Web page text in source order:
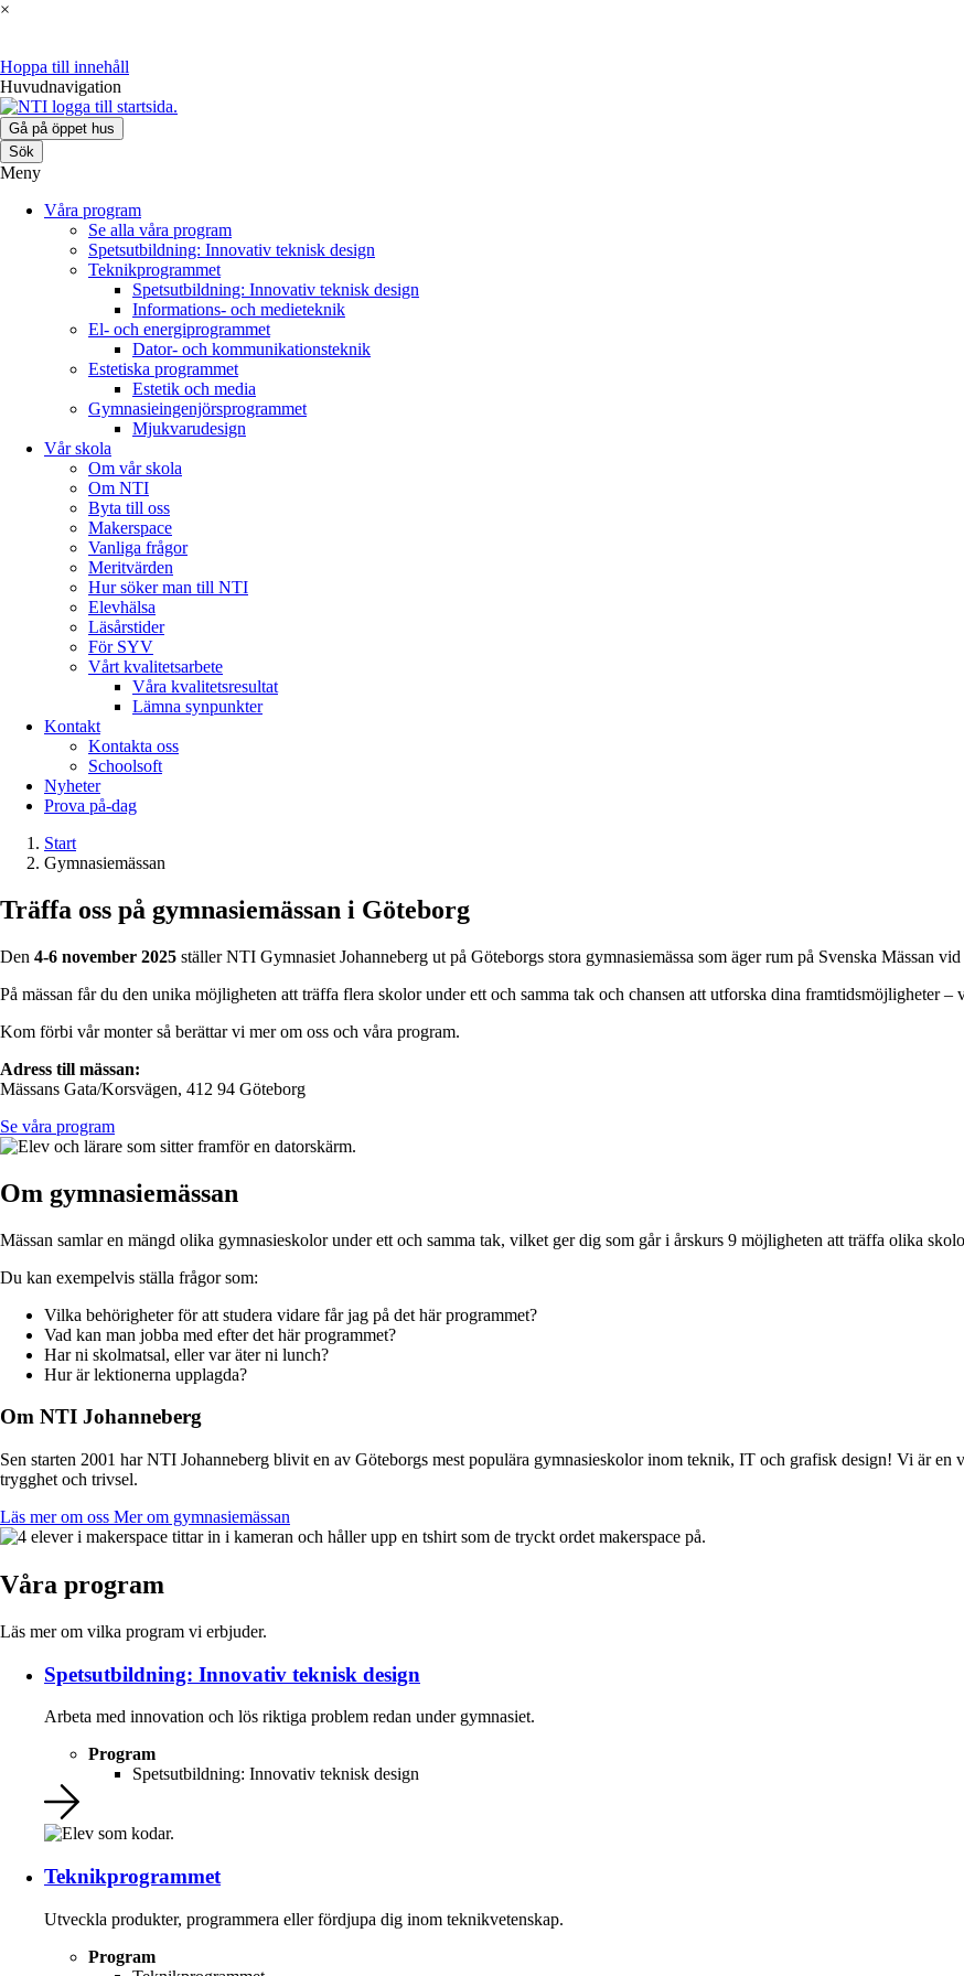
×
Hoppa till innehåll
Huvudnavigation
Gå på öppet hus
Sök
Meny
Våra program
Se alla våra program
Spetsutbildning: Innovativ teknisk design
Teknikprogrammet
Spetsutbildning: Innovativ teknisk design
Informations- och medieteknik
El- och energiprogrammet
Dator- och kommunikationsteknik
Estetiska programmet
Estetik och media
Gymnasieingenjörsprogrammet
Mjukvarudesign
Vår skola
Om vår skola
Om NTI
Byta till oss
Makerspace
Vanliga frågor
Meritvärden
Hur söker man till NTI
Elevhälsa
Läsårstider
För SYV
Vårt kvalitetsarbete
Våra kvalitetsresultat
Lämna synpunkter
Kontakt
Kontakta oss
Schoolsoft
Nyheter
Prova på-dag
Start
Gymnasiemässan
Träffa oss på gymnasiemässan i Göteborg
Den 4-6 november 2025 ställer NTI Gymnasiet Johanneberg ut på Göteborgs stora gymnasiemässa som äger rum på Svenska Mässan
På mässan får du den unika möjligheten att träffa flera skolor under ett och samma tak och chansen att utforska dina framtidsmöjligheter –
Kom förbi vår monter så berättar vi mer om oss och våra program.
Adress till mässan:
Mässans Gata/Korsvägen, 412 94 Göteborg
Se våra program
Om gymnasiemässan
Mässan samlar en mängd olika gymnasieskolor under ett och samma tak, vilket ger dig som går i årskurs 9 möjligheten att träffa olika
Du kan exempelvis ställa frågor som:
Vilka behörigheter för att studera vidare får jag på det här programmet?
Vad kan man jobba med efter det här programmet?
Har ni skolmatsal, eller var äter ni lunch?
Hur är lektionerna upplagda?
Om NTI Johanneberg
Sen starten 2001 har NTI Johanneberg blivit en av Göteborgs mest populära gymnasieskolor inom teknik, IT och grafisk design! Vi är en
trygghet och trivsel.
Läs mer om oss Mer om gymnasiemässan
Våra program
Läs mer om vilka program vi erbjuder.
Spetsutbildning: Innovativ teknisk design
Arbeta med innovation och lös riktiga problem redan under gymnasiet.
Program
Spetsutbildning: Innovativ teknisk design
Teknikprogrammet
Utveckla produkter, programmera eller fördjupa dig inom teknikvetenskap.
Program